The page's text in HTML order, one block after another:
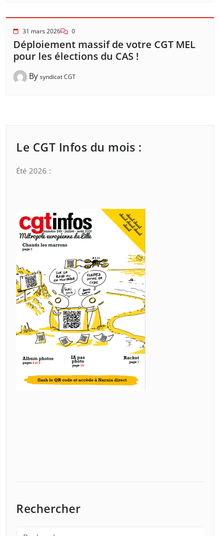
31 mars 2026 0
Déploiement massif de votre CGT MEL
pour les élections du CAS !
By syndicat CGT
Le CGT Infos du mois :
Été 2026 :
Rechercher